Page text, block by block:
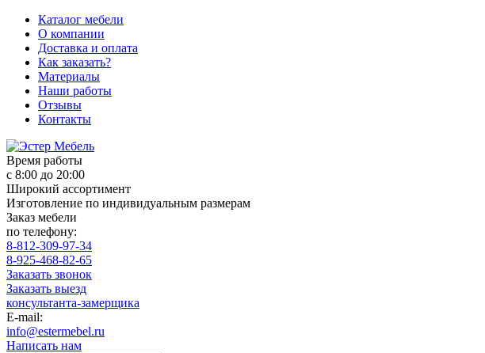
Каталог мебели
О компании
Доставка и оплата
Как заказать?
Материалы
Наши работы
Отзывы
Контакты
Время работы
с 8:00 до 20:00
Широкий ассортимент
Изготовление по индивидуальным размерам
Заказ мебели
по телефону:
8-812-309-97-34
8-925-468-82-65
Заказать звонок
Заказать выезд
консультанта-замерщика
E-mail:
info@estermebel.ru
Написать нам